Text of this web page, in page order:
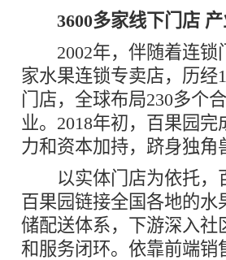
3600多家线下门店
2002年，伴随着连锁
家水果连锁专卖店，历经
门店，全球布局230多个
业。2018年初，百果园
力和资本加持，跻身独角
以实体门店为依托，
百果园链接全国各地的
储配送体系，下游深入
和服务闭环。依靠前端